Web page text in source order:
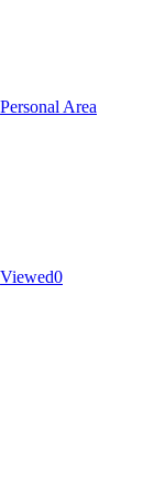
Personal Area
Viewed0